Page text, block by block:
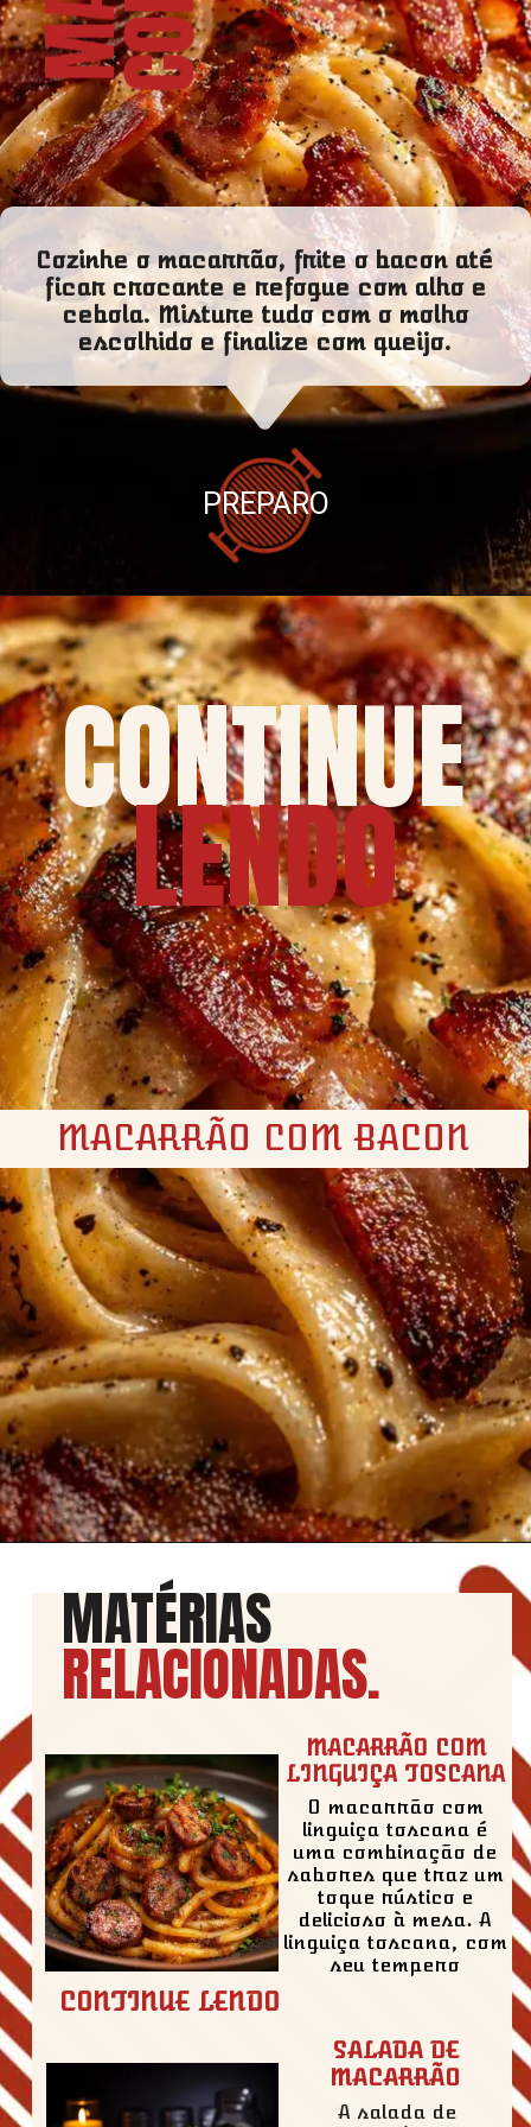
Cozinhe o macarrão, frite o bacon até
ficar crocante e refogue com alho e
cebola. Misture tudo com o molho
escolhido e finalize com queijo.
PREPARO
CONTINUE
LENDO
MACARRÃO COM BACON
https://churrasco.coz.br/macarrao-com-bacon/
MATÉRIAS
RELACIONADAS.
MACARRÃO COM
LINGUIÇA TOSCANA
O macarrão com
linguiça toscana é
uma combinação de
sabores que traz um
toque rústico e
delicioso à mesa. A
linguiça toscana, com
seu tempero
CONTINUE LENDO
SALADA DE
MACARRÃO
A salada de